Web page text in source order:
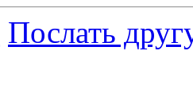
Послать